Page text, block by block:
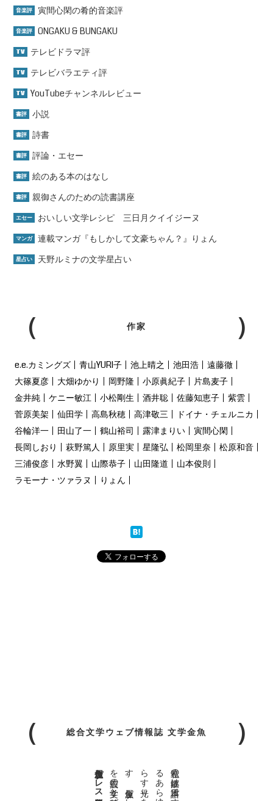
音楽評 寅間心閑の肴的音楽評
音楽評 ONGAKU & BUNGAKU
TV テレビドラマ評
TV テレビバラエティ評
TV YouTubeチャンネルレビュー
書評 小説
書評 詩書
書評 評論・エセー
書評 絵のある本のはなし
書評 親御さんのための読書講座
エセー おいしい文学レシピ 三日月クイイジーヌ
マンガ 連載マンガ『もしかして文豪ちゃん？』りょん
星占い 天野ルミナの文学星占い
作家
e.e.カミングズ 青山YURI子 池上晴之 池田浩
遠藤徹
大篠夏彦
大畑ゆかり 岡野隆 小原眞紀子
片島麦子
金井純
ケニー敏江 小松剛生 酒井聡 佐藤知恵子
紫雲
菅原美架
仙田学 高島秋穂 高津敬三
ドイナ・チェルニカ
谷輪洋一
田山了一 鶴山裕司 露津まりい
寅間心閑
長岡しおり
萩野篤人 原里実 星隆弘 松岡里奈
松原和音
三浦俊彦
水野翼 山際恭子 山田隆道
山本俊則
ラモーナ・ツァラヌ
りょん
総合文学ウェブ情報誌 文学金魚
金魚屋プレス日本版代表 齋藤都